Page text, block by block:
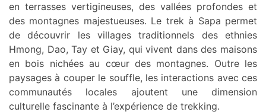
en terrasses vertigineuses, des vallées profondes et
des montagnes majestueuses. Le trek à Sapa permet
de découvrir les villages traditionnels des ethnies
Hmong, Dao, Tay et Giay, qui vivent dans des maisons
en bois nichées au cœur des montagnes. Outre les
paysages à couper le souffle, les interactions avec ces
communautés locales ajoutent une dimension
culturelle fascinante à l’expérience de trekking.